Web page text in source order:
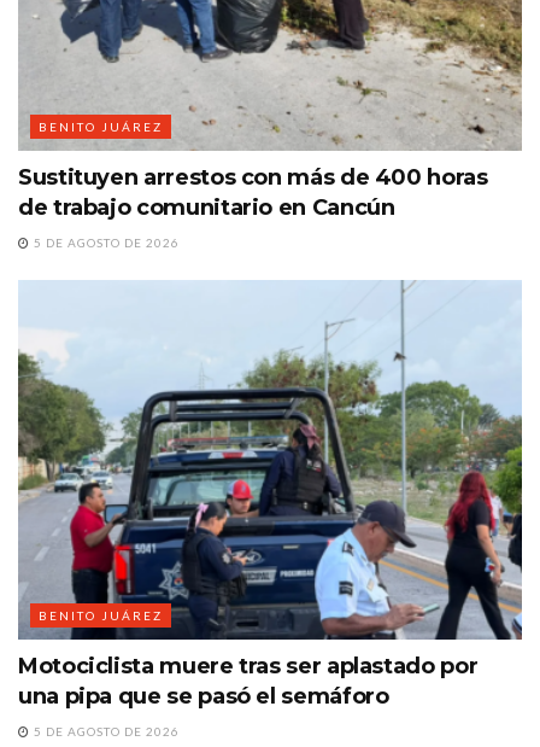
BENITO JUÁREZ
Sustituyen arrestos con más de 400 horas
de trabajo comunitario en Cancún
5 DE AGOSTO DE 2026
BENITO JUÁREZ
Motociclista muere tras ser aplastado por
una pipa que se pasó el semáforo
5 DE AGOSTO DE 2026